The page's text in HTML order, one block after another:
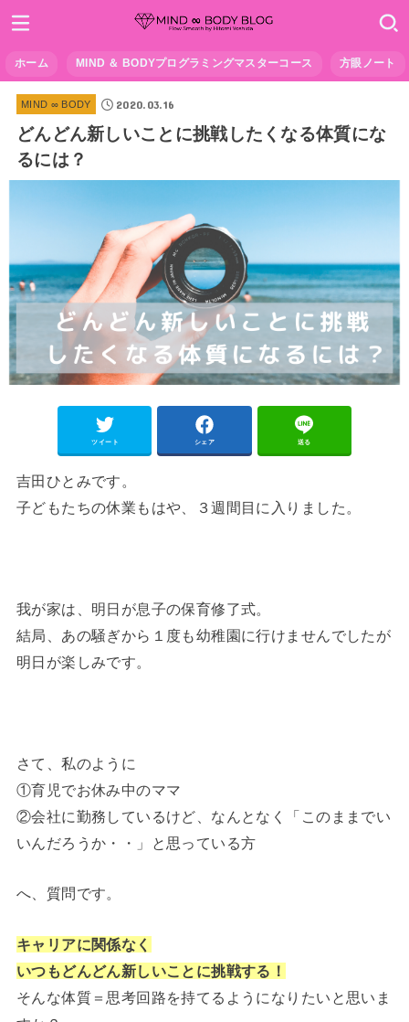
ホーム MIND ＆ BODYプログラミングマスターコース 方眼ノート
MIND ∞ BODY 2020.03.16
どんどん新しいことに挑戦したくなる体質にな
るには？
ツイート シェア 送る
吉田ひとみです。
子どもたちの休業もはや、３週間目に入りました。
我が家は、明日が息子の保育修了式。
結局、あの騒ぎから１度も幼稚園に行けませんでしたが
明日が楽しみです。
さて、私のように
①育児でお休み中のママ
②会社に勤務しているけど、なんとなく「このままでい
いんだろうか・・」と思っている方
へ、質問です。
キャリアに関係なく
いつもどんどん新しいことに挑戦する！
そんな体質＝思考回路を持てるようになりたいと思いま